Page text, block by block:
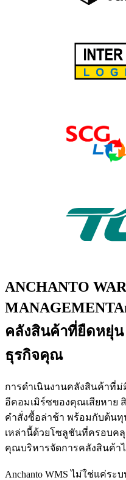
ANCHANTO
MANAGEMENT
คลังสินค้าที่ยืดหยุ่น
ธุรกิจคุณ
การดำเนินงานคลังสินค้าที่
อีคอมเมิร์ซของคุณเสียหาย
คำสั่งซื้อล่าช้า พร้อมกับต้นทุ
เหล่านี้ด้วยโซลูชันที่ครอบคลุ
คุณบริหารจัดการคลังสินค้า
Anchanto WMS ไม่ใช่แค่ร